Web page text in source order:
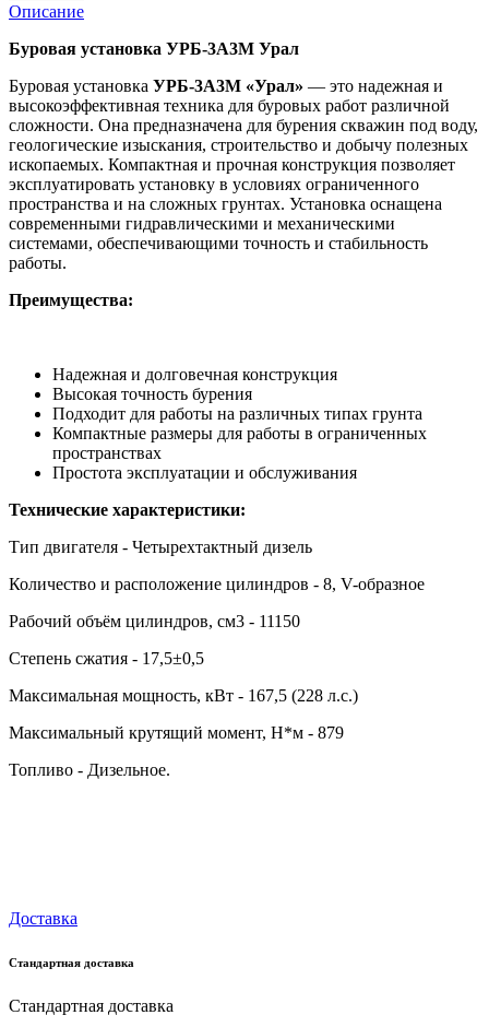
Описание
Буровая установка УРБ-3А3М Урал
Буровая установка УРБ-3А3М «Урал» — это надежная и
высокоэффективная техника для буровых работ различной
сложности. Она предназначена для бурения скважин под воду,
геологические изыскания, строительство и добычу полезных
ископаемых. Компактная и прочная конструкция позволяет
эксплуатировать установку в условиях ограниченного
пространства и на сложных грунтах. Установка оснащена
современными гидравлическими и механическими
системами, обеспечивающими точность и стабильность
работы.
Преимущества:
Надежная и долговечная конструкция
Высокая точность бурения
Подходит для работы на различных типах грунта
Компактные размеры для работы в ограниченных
пространствах
Простота эксплуатации и обслуживания
Технические характеристики:
Тип двигателя - Четырехтактный дизель
Количество и расположение цилиндров - 8, V-образное
Рабочий объём цилиндров, см3 - 11150
Степень сжатия - 17,5±0,5
Максимальная мощность, кВт - 167,5 (228 л.с.)
Максимальный крутящий момент, Н*м - 879
Топливо - Дизельное.
Доставка
Стандартная доставка
Стандартная доставка